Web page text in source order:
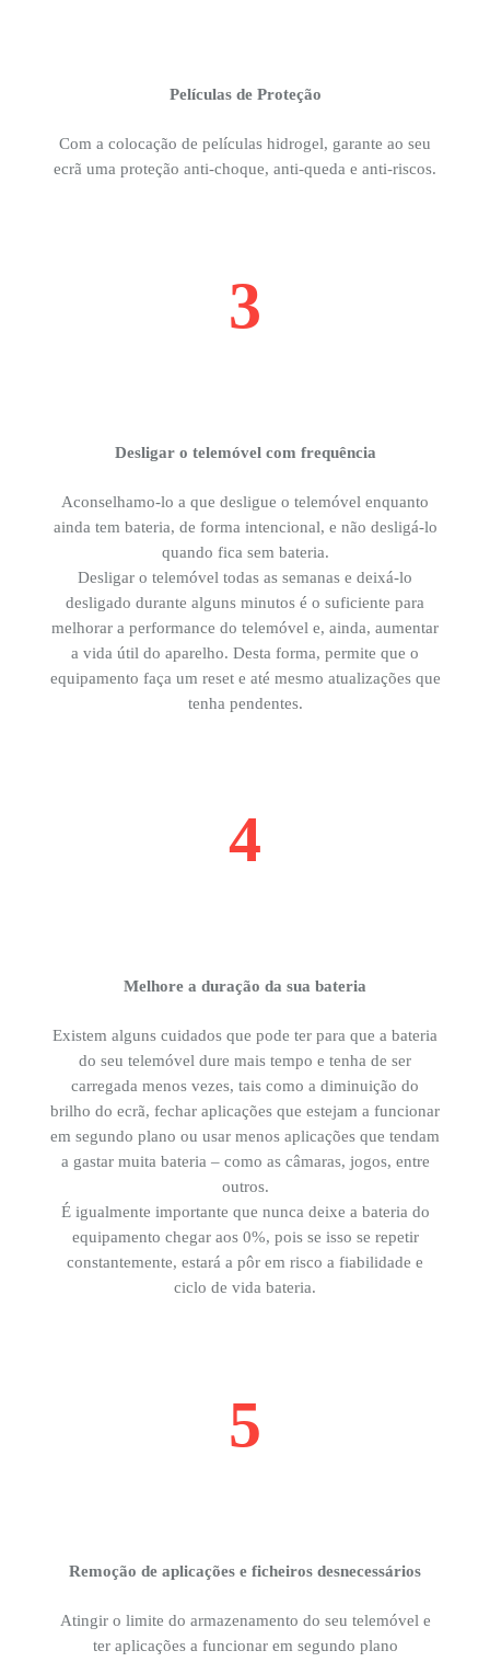
Películas de Proteção
Com a colocação de películas hidrogel, garante ao seu
ecrã uma proteção anti-choque, anti-queda e anti-riscos.
3
Desligar o telemóvel com frequência
Aconselhamo-lo a que desligue o telemóvel enquanto
ainda tem bateria, de forma intencional, e não desligá-lo
quando fica sem bateria.
Desligar o telemóvel todas as semanas e deixá-lo
desligado durante alguns minutos é o suficiente para
melhorar a performance do telemóvel e, ainda, aumentar
a vida útil do aparelho. Desta forma, permite que o
equipamento faça um reset e até mesmo atualizações que
tenha pendentes.
4
Melhore a duração da sua bateria
Existem alguns cuidados que pode ter para que a bateria
do seu telemóvel dure mais tempo e tenha de ser
carregada menos vezes, tais como a diminuição do
brilho do ecrã, fechar aplicações que estejam a funcionar
em segundo plano ou usar menos aplicações que tendam
a gastar muita bateria – como as câmaras, jogos, entre
outros.
É igualmente importante que nunca deixe a bateria do
equipamento chegar aos 0%, pois se isso se repetir
constantemente, estará a pôr em risco a fiabilidade e
ciclo de vida bateria.
5
Remoção de aplicações e ficheiros desnecessários
Atingir o limite do armazenamento do seu telemóvel e
ter aplicações a funcionar em segundo plano